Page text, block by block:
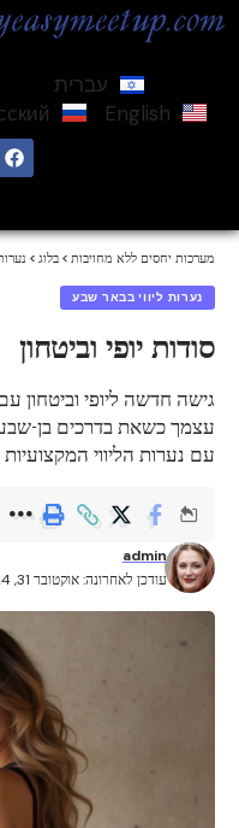
עברית
English
מערכות יחסים ללא מחויבות > בלוג >
נערות ליווי בבאר שבע
סודות יופי וביטחון
גישה חדשה ליופי וביטחון
עצמך כשאת בדרכים בן-
עם נערות הליווי המקצועיות
עודכן לאחרונה: אוקטובר 31, 2024 5:52 pm
admin